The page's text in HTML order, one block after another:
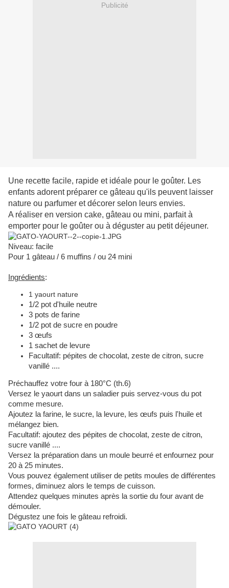
Publicité
Une recette facile, rapide et idéale pour le goûter. Les
enfants adorent préparer ce gâteau qu'ils peuvent laisser
nature ou parfumer et décorer selon leurs envies.
A réaliser en version cake, gâteau ou mini, parfait à
emporter pour le goûter ou à déguster au petit déjeuner.
Niveau: facile
Pour 1 gâteau / 6 muffins / ou 24 mini
Ingrédients:
1 yaourt nature
1/2 pot d'huile neutre
3 pots de farine
1/2 pot de sucre en poudre
3 œufs
1 sachet de levure
Facultatif: pépites de chocolat, zeste de citron, sucre
vanillé ....
Préchauffez votre four à 180°C (th.6)
Versez le yaourt dans un saladier puis servez-vous du pot
comme mesure.
Ajoutez la farine, le sucre, la levure, les œufs puis l'huile et
mélangez bien.
Facultatif: ajoutez des pépites de chocolat, zeste de citron,
sucre vanillé ....
Versez la préparation dans un moule beurré et enfournez pour
20 à 25 minutes.
Vous pouvez également utiliser de petits moules de différentes
formes, diminuez alors le temps de cuisson.
Attendez quelques minutes après la sortie du four avant de
démouler.
Dégustez une fois le gâteau refroidi.